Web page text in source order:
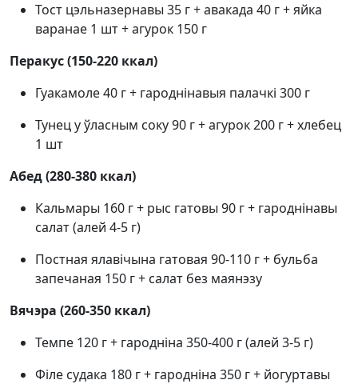
Тост цэльназернавы 35 г + авакада 40 г + яйка
варанае 1 шт + агурок 150 г
Перакус (150-220 ккал)
Гуакамоле 40 г + гароднінавыя палачкі 300 г
Тунец у ўласным соку 90 г + агурок 200 г + хлебец
1 шт
Абед (280-380 ккал)
Кальмары 160 г + рыс гатовы 90 г + гароднінавы
салат (алей 4-5 г)
Постная ялавічына гатовая 90-110 г + бульба
запечаная 150 г + салат без маянэзу
Вячэра (260-350 ккал)
Темпе 120 г + гародніна 350-400 г (алей 3-5 г)
Філе судака 180 г + гародніна 350 г + йогуртавы